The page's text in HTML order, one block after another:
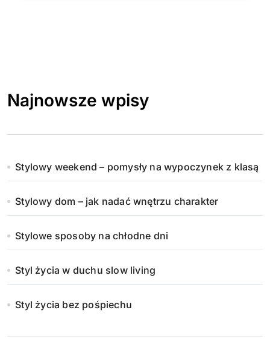
Najnowsze wpisy
Stylowy weekend – pomysły na wypoczynek z klasą
Stylowy dom – jak nadać wnętrzu charakter
Stylowe sposoby na chłodne dni
Styl życia w duchu slow living
Styl życia bez pośpiechu